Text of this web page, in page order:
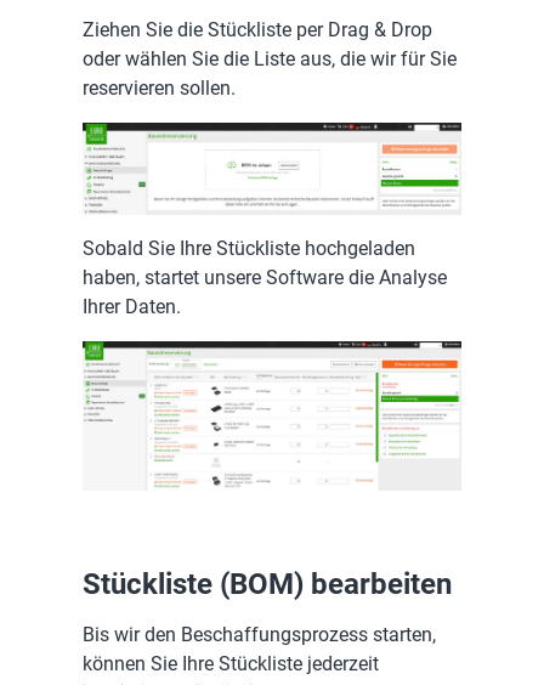
Ziehen Sie die Stückliste per Drag & Drop
oder wählen Sie die Liste aus, die wir für Sie
reservieren sollen.
Sobald Sie Ihre Stückliste hochgeladen
haben, startet unsere Software die Analyse
Ihrer Daten.
Stückliste (BOM) bearbeiten
Bis wir den Beschaffungsprozess starten,
können Sie Ihre Stückliste jederzeit